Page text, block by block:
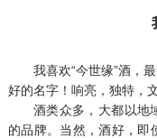
我喜欢“今世缘”酒，
好的名字！响亮，独特，
酒类众多，大都以地
的品牌。当然，酒好，即